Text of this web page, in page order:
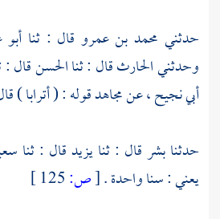
حدثني محمد بن عمرو قال : ثنا
وحدثنيالحارثقال : ثناالحسنقال :
أبي نجيح، عنمجاهدقوله : ( أترابا )
حدثنابشرقال : ثنايزيدقال : ثنا
يعني : سنا واحدة .[ص: